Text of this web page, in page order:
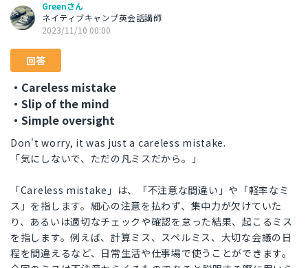
Greenさん
ネイティブキャンプ英会話講師
2023/11/10 00:00
回答
・Careless mistake
・Slip of the mind
・Simple oversight
Don't worry, it was just a careless mistake.
「気にしないで、ただの凡ミスだから。」
「Careless mistake」は、「不注意な間違い」や「軽率なミ
ス」を指します。細心の注意を払わず、集中力が欠けていた
り、あるいは適切なチェックや確認を怠った結果、起こるミス
を指します。例えば、計算ミス、スペルミス、大切な会議の日
程を間違えるなど、日常生活や仕事場で使うことができます。